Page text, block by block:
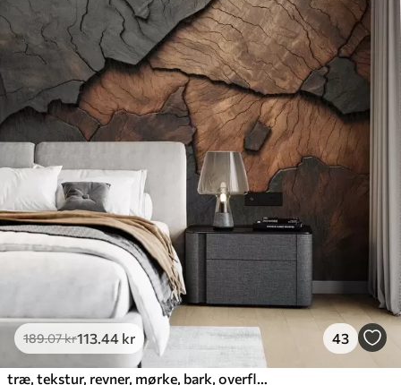
189.07kr113 .44 kr 43